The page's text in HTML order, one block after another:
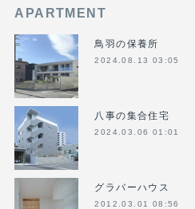
APARTMENT
鳥羽の保養所
2024.08.13 03:05
八事の集合住宅
2024.03.06 01:01
グラバーハウス
2012.03.01 08:56